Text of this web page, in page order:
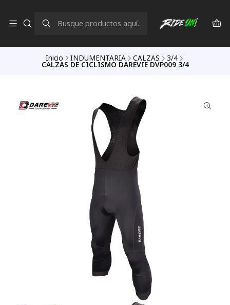
Inicio INDUMENTARIA CALZAS 3/4
CALZAS DE CICLISMO DAREVIE DVP009 3/4